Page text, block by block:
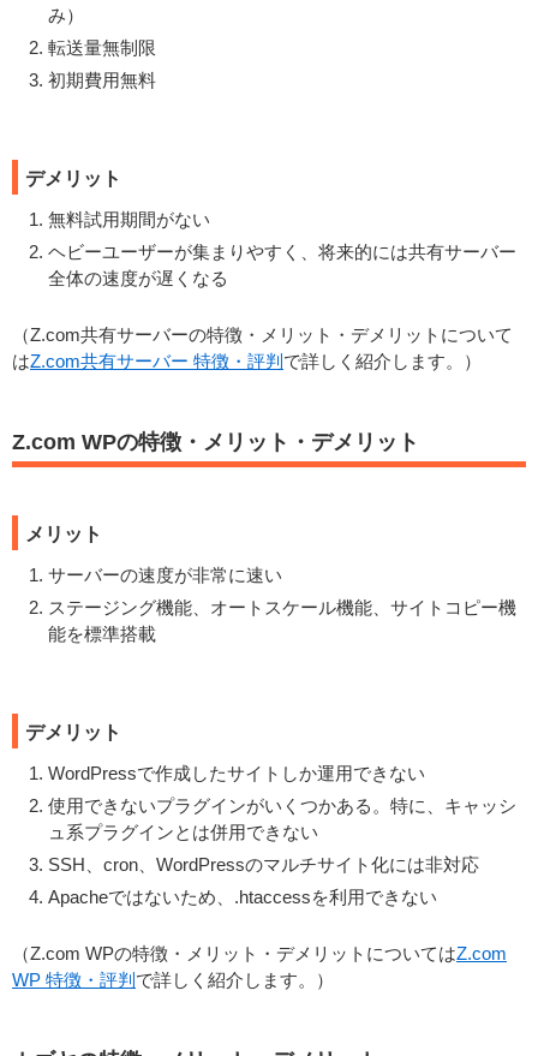
み）
転送量無制限
初期費用無料
デメリット
無料試用期間がない
ヘビーユーザーが集まりやすく、将来的には共有サーバー
全体の速度が遅くなる
（Z.com共有サーバーの特徴・メリット・デメリットについて
はZ.com共有サーバー 特徴・評判 で詳しく紹介します。）
Z.com WPの特徴・メリット・デメリット
メリット
サーバーの速度が非常に速い
ステージング機能、オートスケール機能、サイトコピー機
能を標準搭載
デメリット
WordPressで作成したサイトしか運用できない
使用できないプラグインがいくつかある。特に、キャッシ
ュ系プラグインとは併用できない
SSH、cron、WordPressのマルチサイト化には非対応
Apacheではないため、.htaccessを利用できない
（Z.com WPの特徴・メリット・デメリットについてはZ.com
WP 特徴・評判 で詳しく紹介します。）